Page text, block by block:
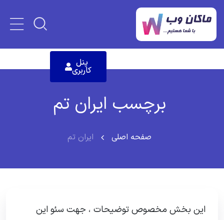
پنل
کاربری
برچسب ایران تم
صفحه اصلی ایران تم
این بخش مخصوص توضیحات ، جهت سئو این